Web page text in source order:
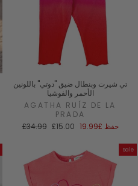
تي شيرت وبنطال ضيق "دوتي" باللونين
الأحمر والفوشيا
AGATHA RUÍZ DE LA
PRADA
السعر
£34.99 سعر
£15.00 حفظ £19.99
Sale